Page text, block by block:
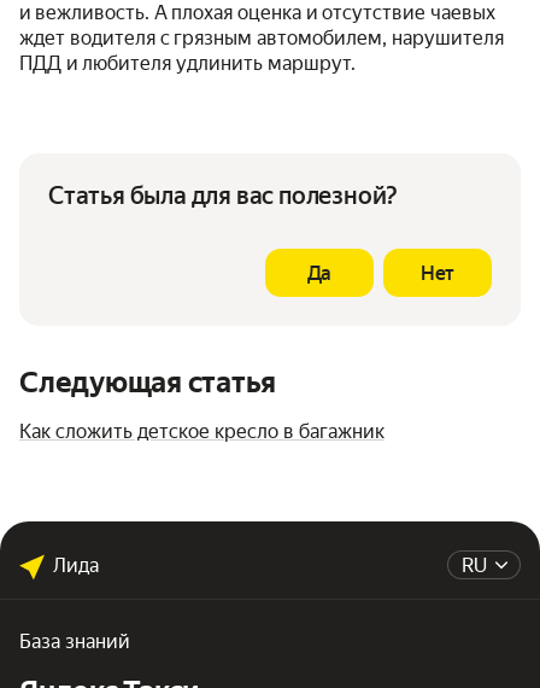
и вежливость. А плохая оценка и отсутствие чаевых
ждет водителя с грязным автомобилем, нарушителя
ПДД и любителя удлинить маршрут.
Статья была для вас полезной?
Да Нет
Следующая статья
Как сложить детское кресло в багажник
RU
Лида
База знаний